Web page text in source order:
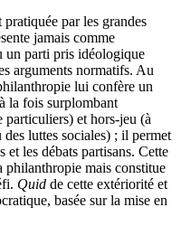
par les grandes
jamais comme
un parti pris idéologique
arguments normatifs. Au
lui confère un
la fois surplombant
particuliers) et hors-jeu (à
luttes sociales) ; il permet
et les débats partisans. Cette
philanthropie mais constitue
Quid de cette extériorité et
basée sur la mise en